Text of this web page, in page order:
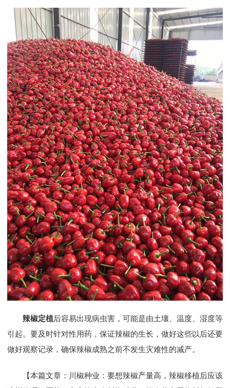
辣椒定植后容易出现病虫害，可能是由土壤、温度、湿度等
引起。要及时针对性用药，保证辣椒的生长，做好这些以后还要
做好观察记录，确保辣椒成熟之前不发生灾难性的减产。
【本篇文章：川椒种业：要想辣椒产量高，辣椒移植后应该